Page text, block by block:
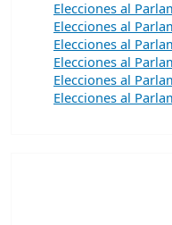
Elecciones al
Elecciones al
Elecciones al
Elecciones al
Elecciones al
Elecciones al